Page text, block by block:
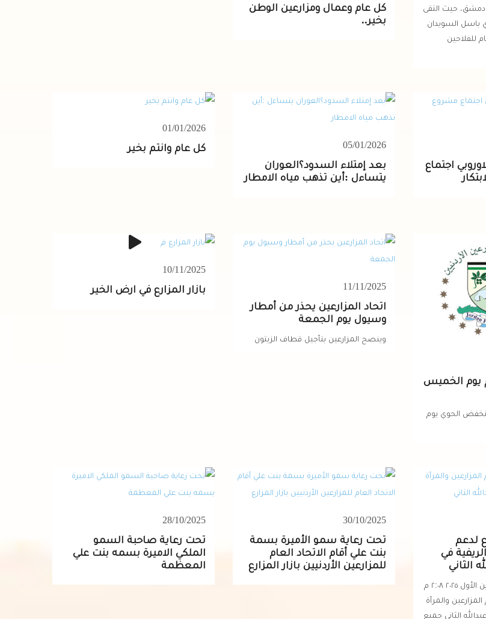
حيث التقى
باسل السويدان
للفلاحين
كل عام وعمال ومزارعين الوطن
بخير..
اجتماع
05/01/2026
بعد إمتلاء السدود؟العوران
يتساءل :أين تذهب مياه الامطار
01/01/2026
كل عام وانتم بخير
يوم الخميس
الحوي يوم
11/11/2025
اتحاد المزارعين يحذر من أمطار
وسيول يوم الجمعة
وينصح المزارعين بتأجيل قطاف الزيتون
10/11/2025
بازار المزارع في ارض الخير
لدعم
في
الثاني
English الجمعة ٣١ تشرين الأول ٢٠٢٥ ٢:٠٨ م
المزارعين والمرأة
الثاني جميع
30/10/2025
تحت رعاية سمو الأميرة بسمة
بنت علي أقام الاتحاد العام
للمزارعين الأردنيين بازار المزارع
28/10/2025
تحت رعاية صاحبة السمو
الملكي الاميرة بسمه بنت علي
المعظمة